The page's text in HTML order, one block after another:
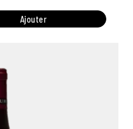
Ajouter